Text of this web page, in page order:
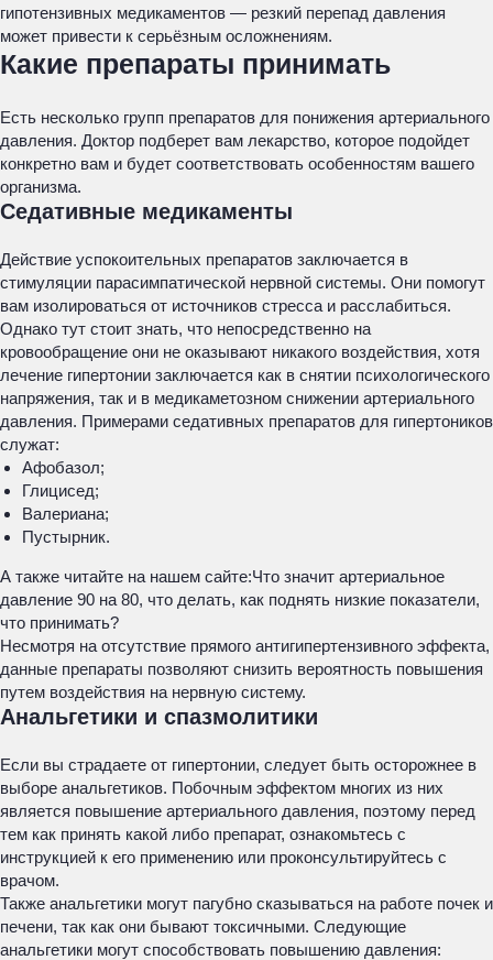
гипотензивных медикаментов — резкий перепад давления
может привести к серьёзным осложнениям.
Какие препараты принимать
Есть несколько групп препаратов для понижения артериального
давления. Доктор подберет вам лекарство, которое подойдет
конкретно вам и будет соответствовать особенностям вашего
организма.
Седативные медикаменты
Действие успокоительных препаратов заключается в
стимуляции парасимпатической нервной системы. Они помогут
вам изолироваться от источников стресса и расслабиться.
Однако тут стоит знать, что непосредственно на
кровообращение они не оказывают никакого воздействия, хотя
лечение гипертонии заключается как в снятии психологического
напряжения, так и в медикаметозном снижении артериального
давления. Примерами седативных препаратов для гипертоников
служат:
Афобазол;
Глицисед;
Валериана;
Пустырник.
А также читайте на нашем сайте:Что значит артериальное
давление 90 на 80, что делать, как поднять низкие показатели,
что принимать?
Несмотря на отсутствие прямого антигипертензивного эффекта,
данные препараты позволяют снизить вероятность повышения
путем воздействия на нервную систему.
Анальгетики и спазмолитики
Если вы страдаете от гипертонии, следует быть осторожнее в
выборе анальгетиков. Побочным эффектом многих из них
является повышение артериального давления, поэтому перед
тем как принять какой либо препарат, ознакомьтесь с
инструкцией к его применению или проконсультируйтесь с
врачом.
Также анальгетики могут пагубно сказываться на работе почек и
печени, так как они бывают токсичными. Следующие
анальгетики могут способствовать повышению давления: